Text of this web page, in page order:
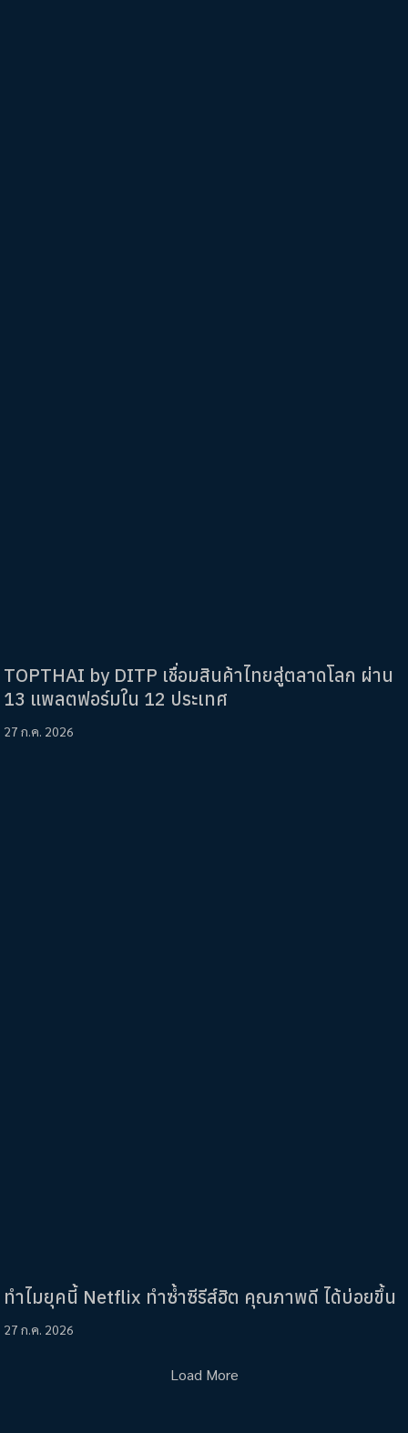
TOPTHAI by DITP เชื่อมสินค้าไทยสู่ตลาดโลก ผ่าน
13 แพลตฟอร์มใน 12 ประเทศ
27 ก.ค. 2026
ทำไมยุคนี้ Netflix ทำซ้ำซีรีส์ฮิต คุณภาพดี ได้บ่อยขึ้น
27 ก.ค. 2026
Load More